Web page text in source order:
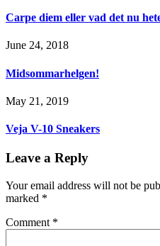
Carpe diem eller vad det nu
June 24, 2018
Midsommarhelgen!
May 21, 2019
Veja V-10 Sneakers
Leave a Reply
Your email address will not be
marked *
Comment *